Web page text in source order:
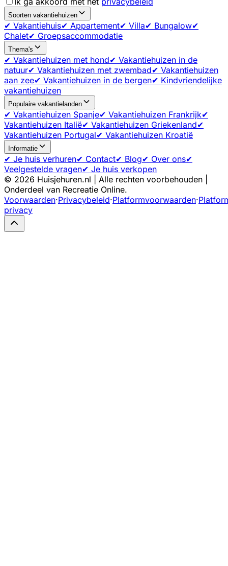
Soorten vakantiehuizen
✔ Vakantiehuis✔ Appartement✔ Villa✔ Bungalow✔
Chalet✔ Groepsaccommodatie
Thema's
✔ Vakantiehuizen met hond✔ Vakantiehuizen in de
natuur✔ Vakantiehuizen met zwembad✔ Vakantiehuizen
aan zee✔ Vakantiehuizen in de bergen✔ Kindvriendelijke
vakantiehuizen
Populaire vakantielanden
✔ Vakantiehuizen Spanje✔ Vakantiehuizen Frankrijk✔
Vakantiehuizen Italië✔ Vakantiehuizen Griekenland✔
Vakantiehuizen Portugal✔ Vakantiehuizen Kroatië
Informatie
✔ Je huis verhuren✔ Contact✔ Blog✔ Over ons✔
Veelgestelde vragen✔ Je huis verkopen
© 2026 Huisjehuren.nl | Alle rechten voorbehouden |
Onderdeel van Recreatie Online.
Voorwaarden·Privacybeleid·Platformvoorwaarden·
privacy